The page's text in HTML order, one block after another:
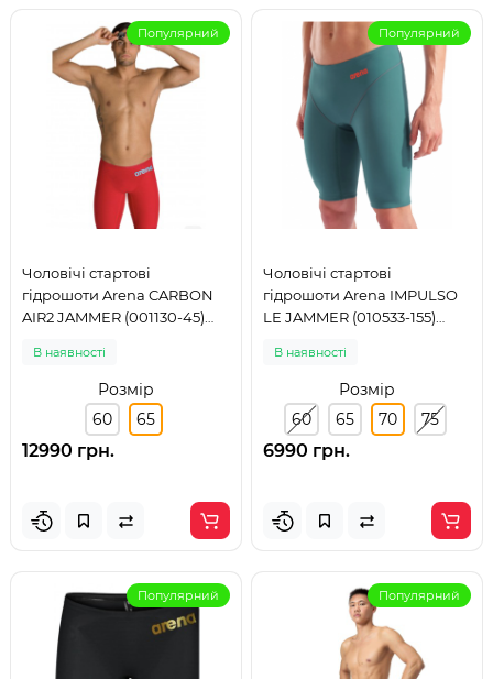
Популярний
Чоловічі стартові
гідрошоти Arena CARBON
AIR2 JAMMER (001130-45)
В наявності
Розмір
60
65
12990 грн.
Популярний
Чоловічі стартові
гідрошоти Arena IMPULSO
LE JAMMER (010533-155)
В наявності
Розмір
60
65 70 75
6990 грн.
Популярний Популярний